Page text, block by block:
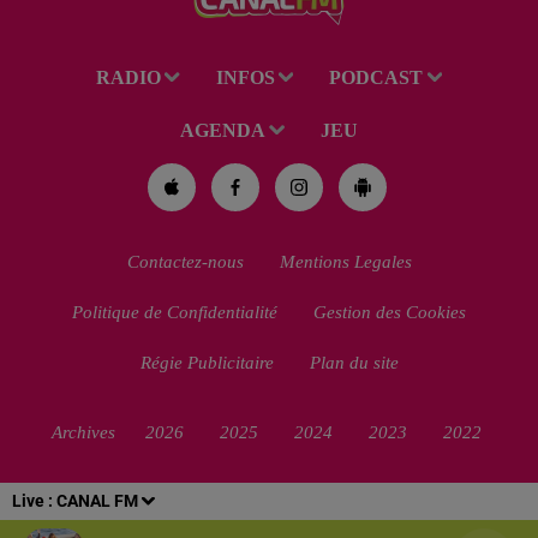
Live : CANAL FM
RADIO INFOS PODCAST
AGENDA JEU
Contactez-nous Mentions Legales
Politique de Confidentialité Gestion des Cookies
Régie Publicitaire Plan du site
Archives 2026 2025 2024 2023 2022